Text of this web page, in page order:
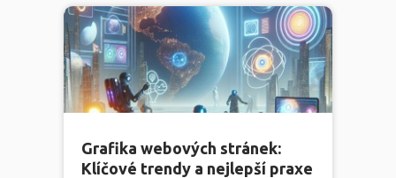
programování, rozumíme důležitosti
kvalitně vytvořených webových
stránek vymodelovaných přesně
podle potřeb a přání našich klientů.
více
Grafika webových stránek:
Klíčové trendy a nejlepší praxe